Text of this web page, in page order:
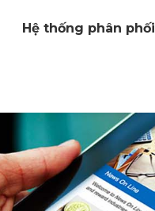
Hệ thống phân phối